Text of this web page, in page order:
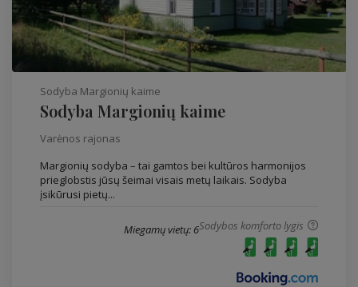
Sodyba Margionių kaime
Sodyba Margionių kaime
Varėnos rajonas
Margionių sodyba – tai gamtos bei kultūros harmonijos
prieglobstis jūsų šeimai visais metų laikais. Sodyba
įsikūrusi pietų...
Sodybos komforto lygis
Miegamų vietų: 6